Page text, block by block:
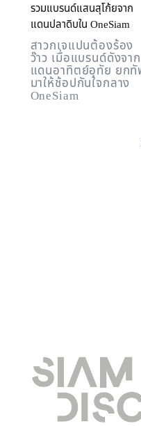
รวมแบรนด์แสนสุโก้ยจาก
แดนปลาดิบใน OneSiam
สาวกเจแปนต้องร้อง
ว๊าว เมื่อแบรนด์ดังจาก
แดนอาทิตย์อุทัย ยกทั
มาให้ช้อปกันใจกลาง
OneSiam